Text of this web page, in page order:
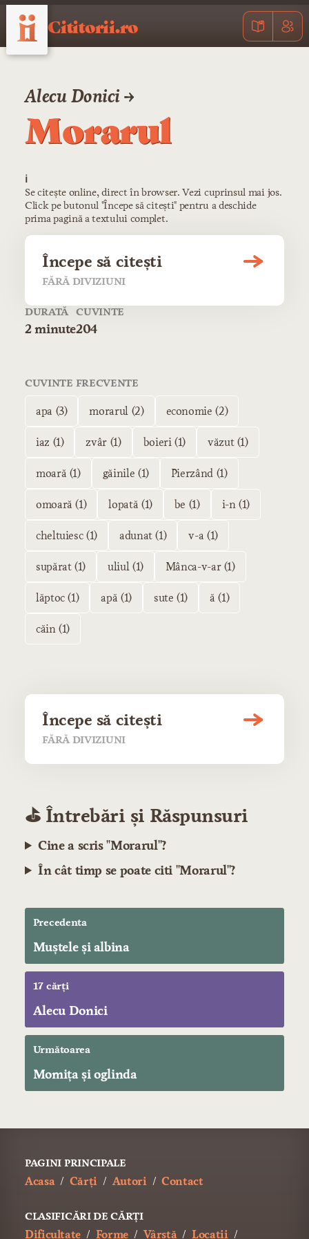
Cititorii.ro
Alecu Donici →
Morarul
ℹ️
Se citește online, direct în browser. Vezi cuprinsul mai jos.
Click pe butonul "Începe să citești" pentru a deschide
prima pagină a textului complet.
Începe să citești
FĂRĂ DIVIZIUNI
DURATĂ
2 minute
CUVINTE
204
CUVINTE FRECVENTE
apa (3) morarul (2) economie (2)
iaz (1) zvâr (1) boieri (1) văzut (1)
moară (1) găinile (1) Pierzând (1)
omoară (1) lopată (1) be (1) i-n (1)
cheltuiesc (1) adunat (1) v-a (1)
supărat (1) uliul (1) Mânca-v-ar (1)
lăptoc (1) apă (1) sute (1) ă (1)
căin (1)
Începe să citești
FĂRĂ DIVIZIUNI
⛳️ Întrebări și Răspunsuri
Cine a scris "Morarul"?
În cât timp se poate citi "Morarul"?
Precedenta
Muştele şi albina
17 cărți
Alecu Donici
Următoarea
Momiţa şi oglinda
PAGINI PRINCIPALE
Acasa Cărți Autori Contact
CLASIFICĂRI DE CĂRȚI
Dificultate Forme Vârstă Locații